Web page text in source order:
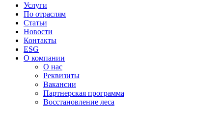
Услуги
По отраслям
Статьи
Новости
Контакты
ESG
О компании
О нас
Реквизиты
Вакансии
Партнерская программа
Восстановление леса